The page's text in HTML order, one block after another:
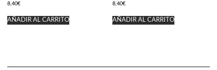
8,40€
AÑADIR AL CARRITO
8,40€
AÑADIR AL CARRITO